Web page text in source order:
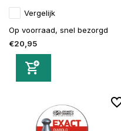
Vergelijk
Op voorraad, snel bezorgd
€20,95